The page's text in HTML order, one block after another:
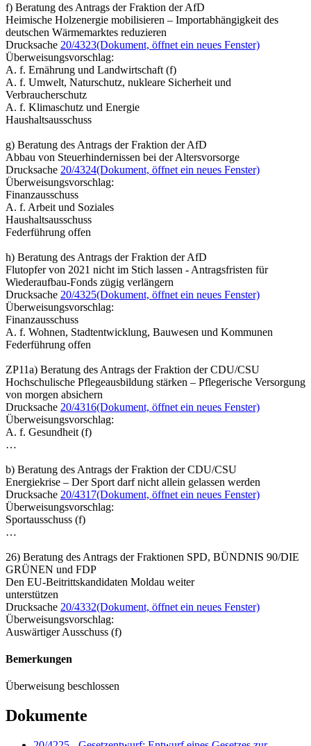
f) Beratung des Antrags der Fraktion der AfD
Heimische Holzenergie mobilisieren – Importabhängigkeit des
deutschen Wärmemarktes reduzieren
Drucksache 20/4323(Dokument, öffnet ein neues Fenster)
Überweisungsvorschlag:
A. f. Ernährung und Landwirtschaft (f)
A. f. Umwelt, Naturschutz, nukleare Sicherheit und
Verbraucherschutz
A. f. Klimaschutz und Energie
Haushaltsausschuss
g) Beratung des Antrags der Fraktion der AfD
Abbau von Steuerhindernissen bei der Altersvorsorge
Drucksache 20/4324(Dokument, öffnet ein neues Fenster)
Überweisungsvorschlag:
Finanzausschuss
A. f. Arbeit und Soziales
Haushaltsausschuss
Federführung offen
h) Beratung des Antrags der Fraktion der AfD
Flutopfer von 2021 nicht im Stich lassen - Antragsfristen für
Wiederaufbau-Fonds zügig verlängern
Drucksache 20/4325(Dokument, öffnet ein neues Fenster)
Überweisungsvorschlag:
Finanzausschuss
A. f. Wohnen, Stadtentwicklung, Bauwesen und Kommunen
Federführung offen
ZP11a) Beratung des Antrags der Fraktion der CDU/CSU
Hochschulische Pflegeausbildung stärken – Pflegerische Versorgung
von morgen absichern
Drucksache 20/4316(Dokument, öffnet ein neues Fenster)
Überweisungsvorschlag:
A. f. Gesundheit (f)
…
b) Beratung des Antrags der Fraktion der CDU/CSU
Energiekrise – Der Sport darf nicht allein gelassen werden
Drucksache 20/4317(Dokument, öffnet ein neues Fenster)
Überweisungsvorschlag:
Sportausschuss (f)
…
26) Beratung des Antrags der Fraktionen SPD, BÜNDNIS 90/DIE
GRÜNEN und FDP
Den EU-Beitrittskandidaten Moldau weiter
unterstützen
Drucksache 20/4332(Dokument, öffnet ein neues Fenster)
Überweisungsvorschlag:
Auswärtiger Ausschuss (f)
Bemerkungen
Überweisung beschlossen
Dokumente